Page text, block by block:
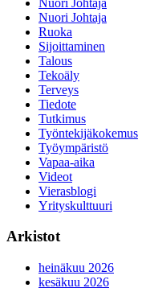
Nuori Johtaja
Ruoka
Sijoittaminen
Talous
Tekoäly
Terveys
Tiedote
Tutkimus
Työntekijäkokemus
Työympäristö
Vapaa-aika
Videot
Vierasblogi
Yrityskulttuuri
Arkistot
heinäkuu 2026
kesäkuu 2026